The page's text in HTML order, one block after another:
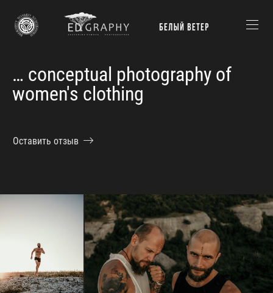
… conceptual photography of
women's clothing
Оставить отзыв